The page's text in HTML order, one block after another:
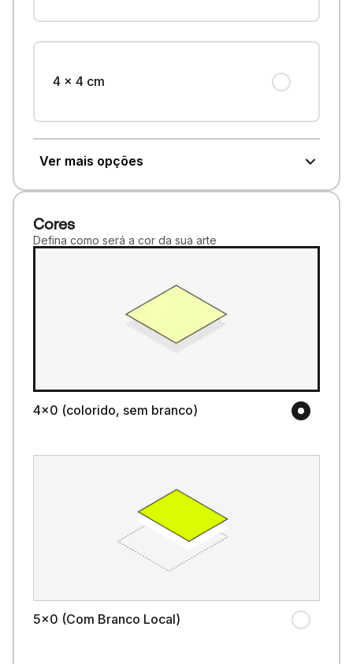
4 x 4 cm
Ver mais opções
Cores
Defina como será a cor da sua arte
4x0 (colorido, sem branco)
5x0 (Com Branco Local)